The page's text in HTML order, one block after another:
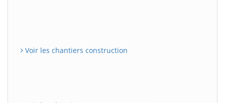
Voir les chantiers construction